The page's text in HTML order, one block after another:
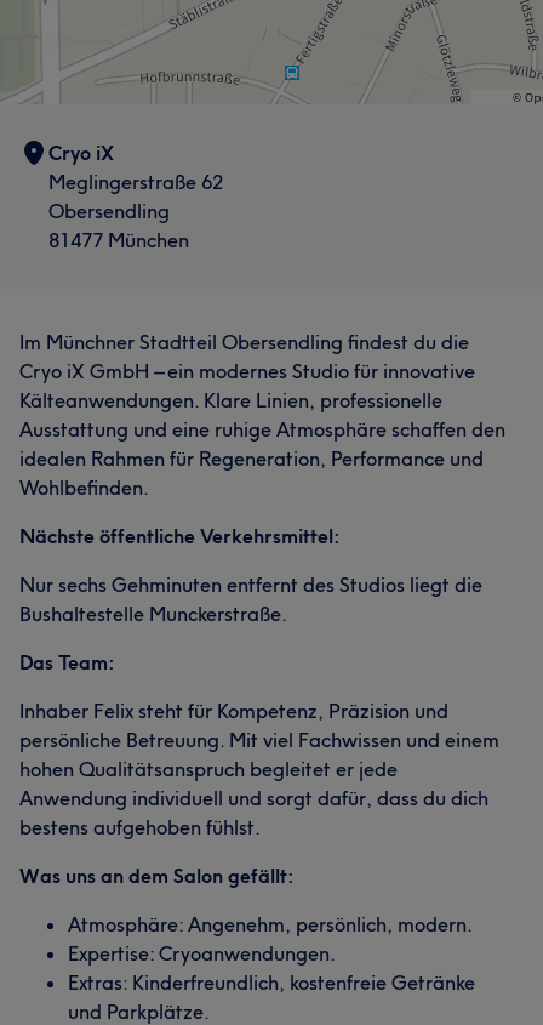
Cryo iX
Meglingerstraße 62
Obersendling
81477 München
Im Münchner Stadtteil Obersendling findest du die
Cryo iX GmbH – ein modernes Studio für innovative
Kälteanwendungen. Klare Linien, professionelle
Ausstattung und eine ruhige Atmosphäre schaffen den
idealen Rahmen für Regeneration, Performance und
Wohlbefinden.
Nächste öffentliche Verkehrsmittel:
Nur sechs Gehminuten entfernt des Studios liegt die
Bushaltestelle Munckerstraße.
Das Team:
Inhaber Felix steht für Kompetenz, Präzision und
persönliche Betreuung. Mit viel Fachwissen und einem
hohen Qualitätsanspruch begleitet er jede
Anwendung individuell und sorgt dafür, dass du dich
bestens aufgehoben fühlst.
Was uns an dem Salon gefällt:
Atmosphäre: Angenehm, persönlich, modern.
Expertise: Cryoanwendungen.
Extras: Kinderfreundlich, kostenfreie Getränke
und Parkplätze.